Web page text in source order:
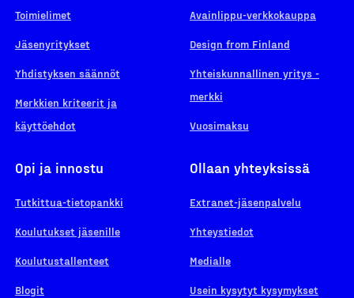
Toimielimet
Jäsenyritykset
Yhdistyksen säännöt
Merkkien kriteerit ja
käyttöehdot
Avainlippu-verkkokauppa
Design from Finland
Yhteiskunnallinen yritys -
merkki
Vuosimaksu
Opi ja innostu
Tutkittua-tietopankki
Koulutukset jäsenille
Koulutustallenteet
Blogit
Ollaan yhteyksissä
Extranet-jäsenpalvelu
Yhteystiedot
Medialle
Usein kysytyt kysymykset